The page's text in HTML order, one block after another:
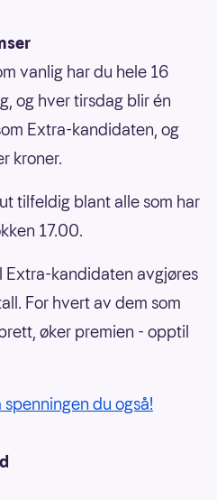
vanlig har du hele 16
og hver tirsdag blir én
Extra-kandidaten, og
kroner.
tilfeldig blant alle som har
17.00.
Extra-kandidaten avgjøres
For hvert av dem som
øker premien - opptil
du også!